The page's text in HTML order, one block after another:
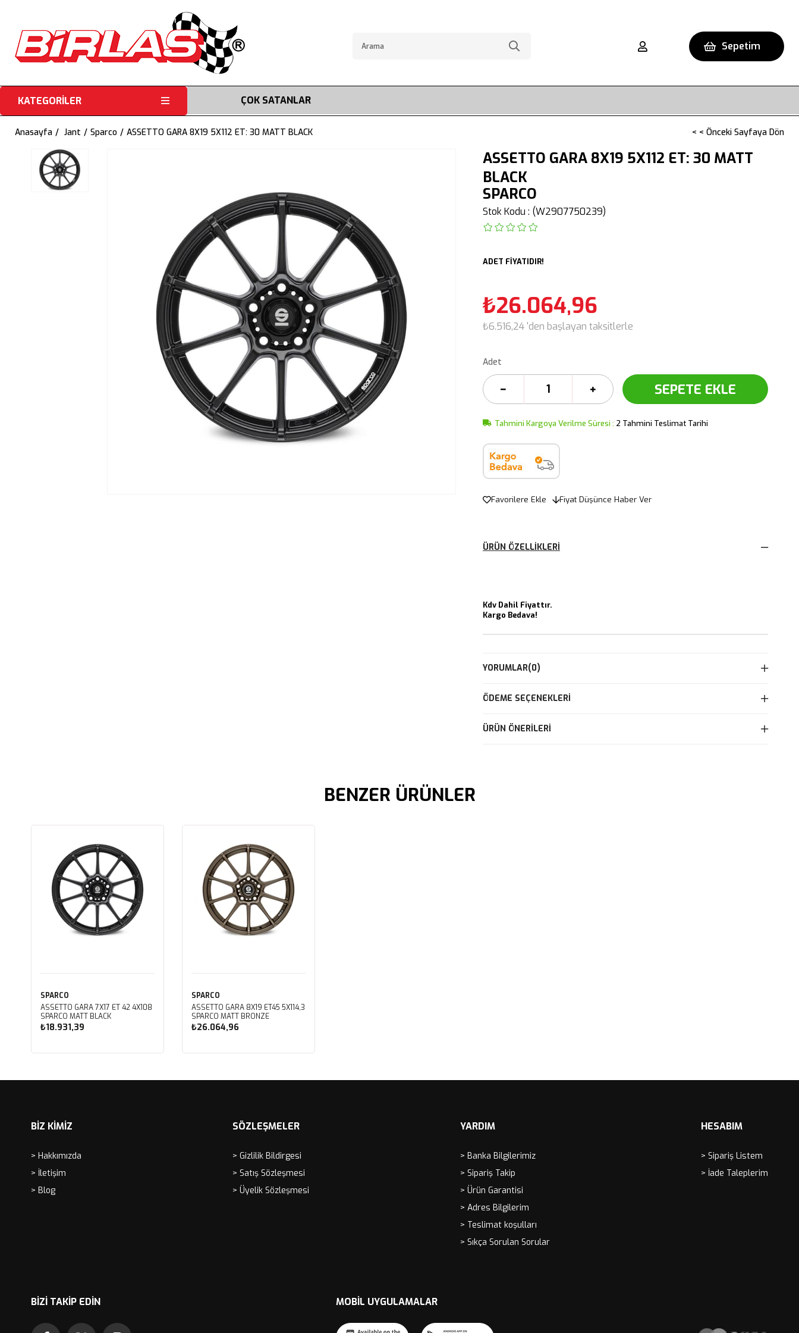
Sepetim
KATEGORİLER ÇOK SATANLAR
Anasayfa Jant Sparco ASSETTO GARA 8X19 5X112 ET: 30 MATT BLACK < < Önceki Sayfaya Dön
ASSETTO GARA 8X19 5X112 ET: 30 MATT
BLACK
SPARCO
Stok Kodu (W2907750239)
ADET FİYATIDIR!
₺26.064,96
₺6.516,24 'den başlayan taksitlerle
Adet
Tahmini Kargoya Verilme Süresi : 2 Tahmini Teslimat Tarihi
Favorilere Ekle Fiyat Düşünce Haber Ver
ÜRÜN ÖZELLIKLERI
Kdv Dahil Fiyattır.
Kargo Bedava!
YORUMLAR(0)
ÖDEME SEÇENEKLERI
ÜRÜN ÖNERILERI
BENZER ÜRÜNLER
SPARCO
ASSETTO GARA 7X17 ET 42 4X108
SPARCO MATT BLACK
₺18.931,39
SPARCO
ASSETTO GARA 8X19 ET45 5X114,3
SPARCO MATT BRONZE
₺26.064,96
BİZ KİMİZ
> Hakkımızda
> İletişim
> Blog
SÖZLEŞMELER
> Gizlilik Bildirgesi
> Satış Sözleşmesi
> Üyelik Sözleşmesi
YARDIM
> Banka Bilgilerimiz
> Sipariş Takip
> Ürün Garantisi
> Adres Bilgilerim
> Teslimat koşulları
> Sıkça Sorulan Sorular
HESABIM
> Sipariş Listem
> İade Taleplerim
BIZI TAKIP EDIN MOBIL UYGULAMALAR